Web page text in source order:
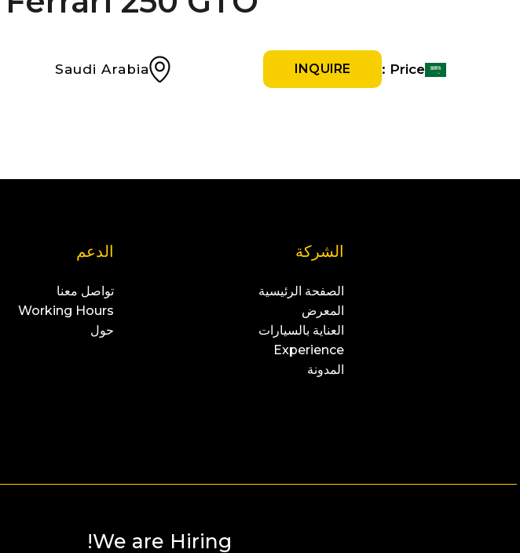
Price :
INQUIRE
Saudi Arabia
الشركة
الصفحة الرئيسية
المعرض
العناية بالسيارات
Experience
المدونة
الدعم
تواصل معنا
Working Hours
حول
We are Hiring!